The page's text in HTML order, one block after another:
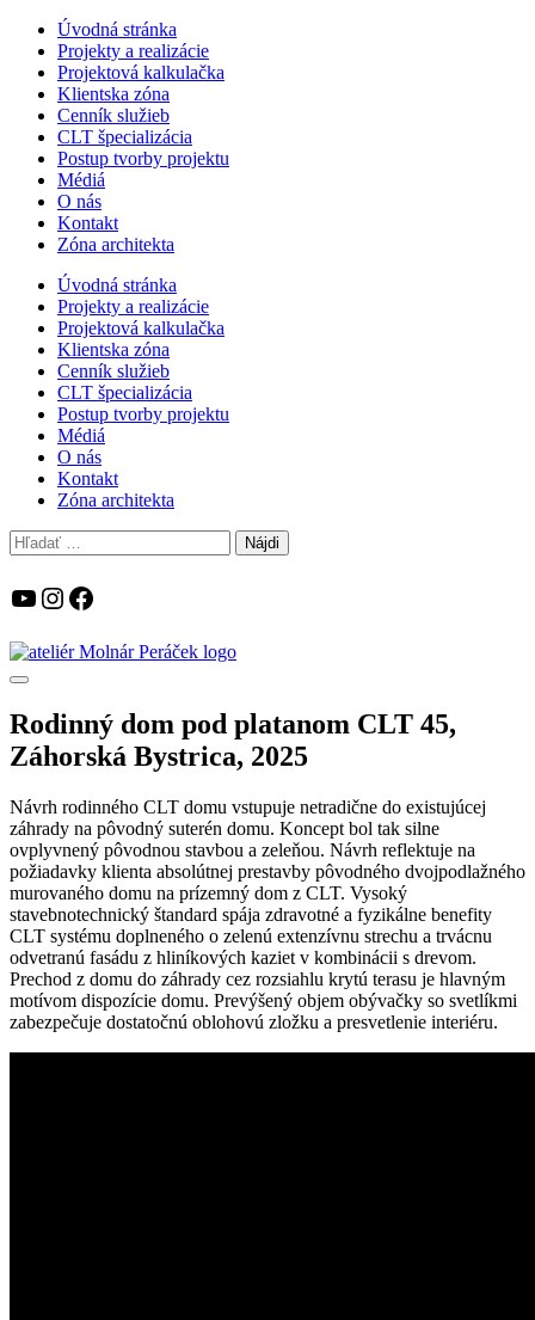
Úvodná stránka
Projekty a realizácie
Projektová kalkulačka
Klientska zóna
Cenník služieb
CLT špecializácia
Postup tvorby projektu
Médiá
O nás
Kontakt
Zóna architekta
Úvodná stránka
Projekty a realizácie
Projektová kalkulačka
Klientska zóna
Cenník služieb
CLT špecializácia
Postup tvorby projektu
Médiá
O nás
Kontakt
Zóna architekta
Hľadať:
YouTube
Instagram
Facebook
Rodinný dom pod platanom CLT 45,
Záhorská Bystrica, 2025
Návrh rodinného CLT domu vstupuje netradične do existujúcej
záhrady na pôvodný suterén domu. Koncept bol tak silne
ovplyvnený pôvodnou stavbou a zeleňou. Návrh reflektuje na
požiadavky klienta absolútnej prestavby pôvodného dvojpodlažného
murovaného domu na prízemný dom z CLT. Vysoký
stavebnotechnický štandard spája zdravotné a fyzikálne benefity
CLT systému doplneného o zelenú extenzívnu strechu a trvácnu
odvetranú fasádu z hliníkových kaziet v kombinácii s drevom.
Prechod z domu do záhrady cez rozsiahlu krytú terasu je hlavným
motívom dispozície domu. Prevýšený objem obývačky so svetlíkmi
zabezpečuje dostatočnú oblohovú zložku a presvetlenie interiéru.